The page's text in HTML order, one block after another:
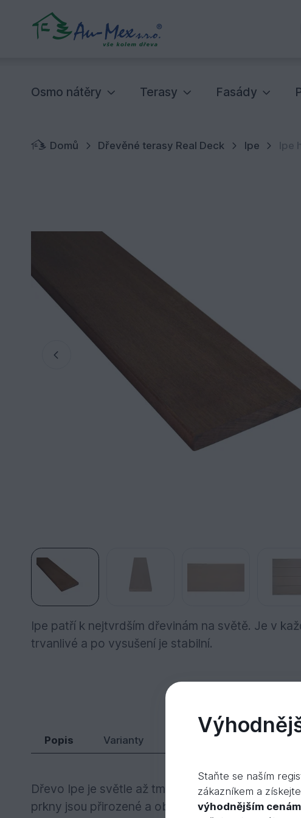
Osmo nátěry Terasy Fasády
Domů Dřevěné terasy Real Deck Ipe Ipe
Ipe patří k nejtvrdším dřevinám na světě. Je v
trvanlivé a po vysušení je stabilní.
Popis Varianty Příslušenství Videa
Dřevo Ipe je světle až tmavě čokoládově
prkny jsou přirozené a obvyklé.
Staňte se naším
zákazníkem a
výhodnějším cenám